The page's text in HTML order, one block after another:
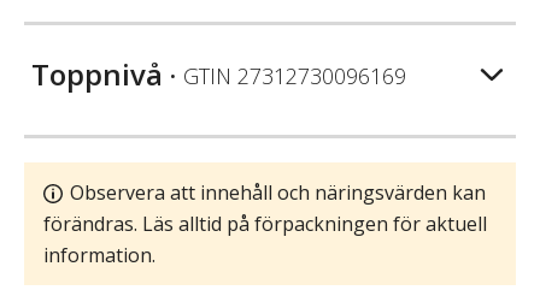
Toppnivå • GTIN 27312730096169
Observera att innehåll och näringsvärden kan
förändras. Läs alltid på förpackningen för aktuell
information.